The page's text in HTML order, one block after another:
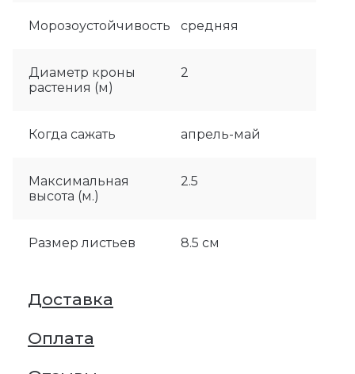
Морозоустойчивость средняя
Диаметр кроны
растения (м)
2
Когда сажать апрель-май
Максимальная
высота (м.)
2.5
Размер листьев 8.5 см
Доставка
Оплата